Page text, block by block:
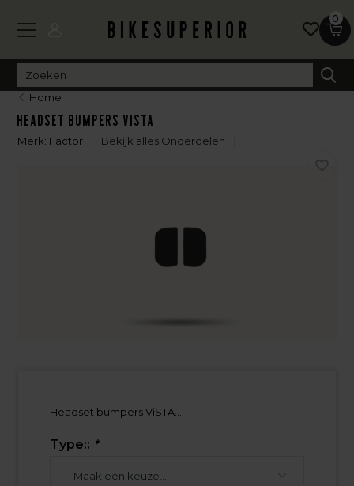
0
Home
Headset bumpers ViSTA
Merk: Factor Bekijk alles Onderdelen
Headset bumpers ViSTA...
Type:: *